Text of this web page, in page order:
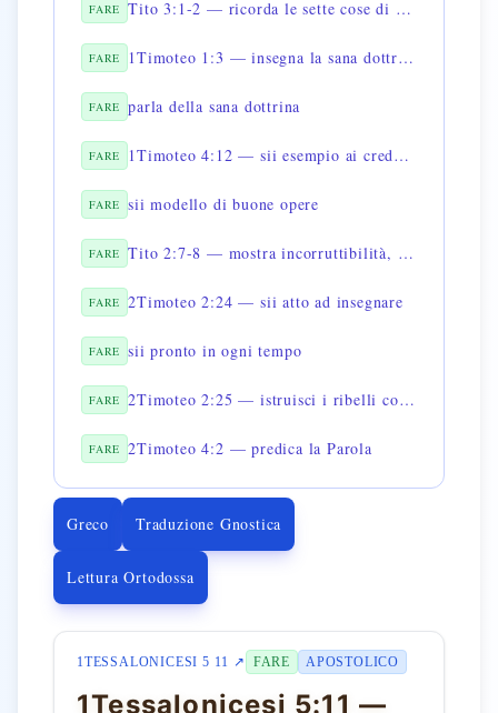
FARE Tito 3:1-2 — ricorda le sette cose di Tito
FARE 1Timoteo 1:3 — insegna la sana dottrina
FARE parla della sana dottrina
FARE 1Timoteo 4:12 — sii esempio ai credenti
FARE sii modello di buone opere
FARE Tito 2:7-8 — mostra incorruttibilità, gravità, parola sana
FARE 2Timoteo 2:24 — sii atto ad insegnare
FARE sii pronto in ogni tempo
FARE 2Timoteo 2:25 — istruisci i ribelli con mansuetudine
FARE 2Timoteo 4:2 — predica la Parola
Greco Traduzione Gnostica
Lettura Ortodossa
1TESSALONICESI 5 11 ↗ FARE APOSTOLICO
1Tessalonicesi 5:11 —